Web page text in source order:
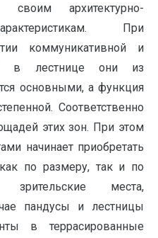
архитектурно-
При
коммуникативной и
в лестнице они из
основными, а функция
Соответственно
этих зон. При этом
начинает приобретать
по размеру, так и по
зрительские места,
пандусы и лестницы
в террасированные